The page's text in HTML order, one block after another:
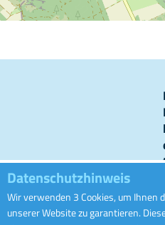
Datenschutzhinweis
Wir verwenden 3 Cookies, um Ihnen
unserer Website zu garantieren.